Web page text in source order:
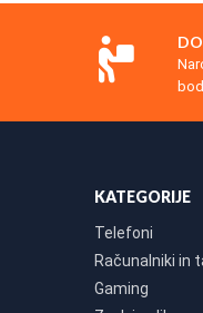
KATEGORIJE
Telefoni
Računalniki in
Gaming